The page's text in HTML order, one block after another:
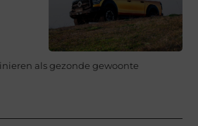
als gezonde gewoonte